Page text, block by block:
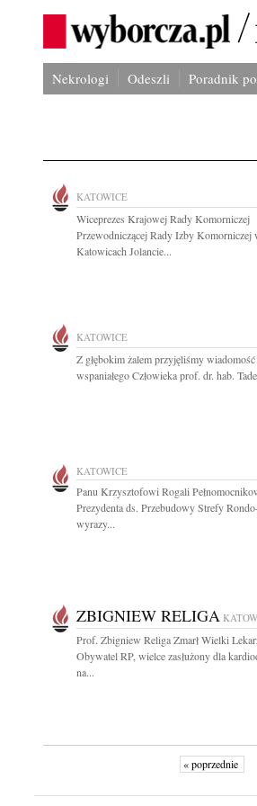
Nekrologi Odeszli Poradnik
KATOWICE
Wiceprezes Krajowej Rady Komorniczej
Przewodniczącej Rady Izby Komorniczej
Katowicach Jolancie...
KATOWICE
Z głębokim żalem przyjęliśmy
wspaniałego Człowieka prof. dr. hab.
KATOWICE
Panu Krzysztofowi Rogali
Prezydenta ds. Przebudowy Strefy
wyrazy...
ZBIGNIEW RELIGA
Prof. Zbigniew Religa Zmarł Wielki
Obywatel RP, wielce zasłużony dla
na...
« poprzednie